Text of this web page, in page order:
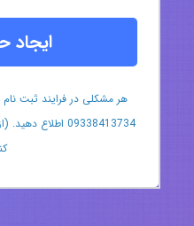
ایجاد
هر مشکلی در فرایند ثبت
09338413734